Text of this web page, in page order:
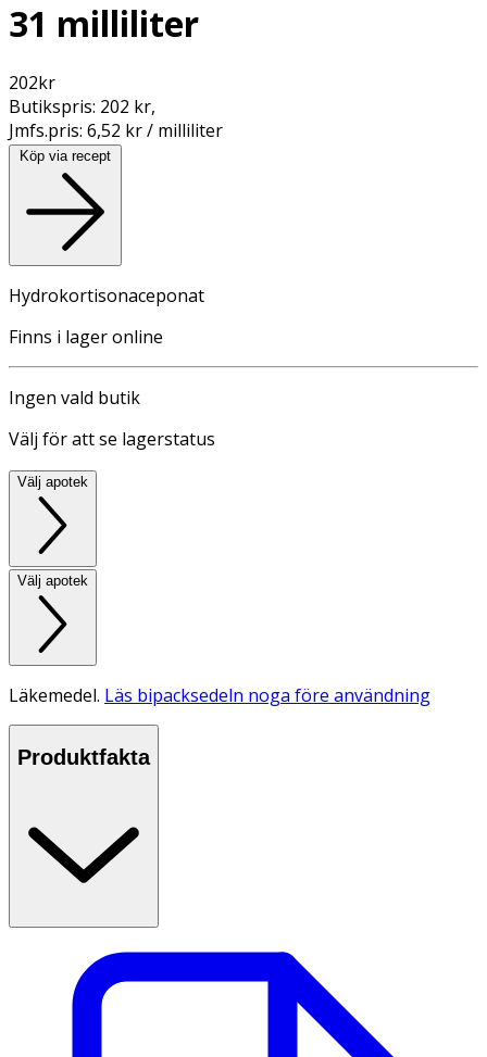
31 milliliter
202kr
Butikspris: 202 kr,
Jmfs.pris: 6,52 kr / milliliter
Köp via recept
Hydrokortisonaceponat
Finns i lager online
Ingen vald butik
Välj för att se lagerstatus
Välj apotek
Välj apotek
Läkemedel. Läs bipacksedeln noga före användning
Produktfakta